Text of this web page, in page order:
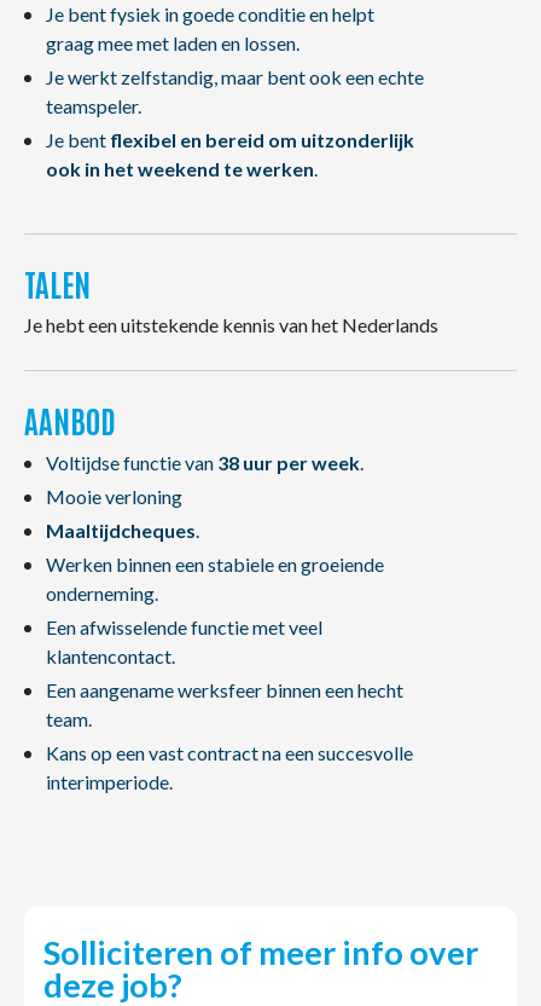
Je bent fysiek in goede conditie en helpt
graag mee met laden en lossen.
Je werkt zelfstandig, maar bent ook een echte
teamspeler.
Je bent flexibel en bereid om uitzonderlijk
ook in het weekend te werken.
TALEN
Je hebt een uitstekende kennis van het Nederlands
AANBOD
Voltijdse functie van 38 uur per week.
Mooie verloning
Maaltijdcheques.
Werken binnen een stabiele en groeiende
onderneming.
Een afwisselende functie met veel
klantencontact.
Een aangename werksfeer binnen een hecht
team.
Kans op een vast contract na een succesvolle
interimperiode.
Solliciteren of meer info over
deze job?